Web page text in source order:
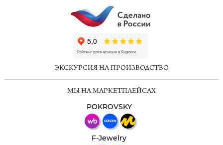
ЭКСКУРСИЯ НА ПРОИЗВОДСТВО
МЫ НА МАРКЕТПЛЕЙСАХ
POKROVSKY
F-Jewelry